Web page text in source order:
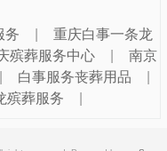
务
重庆白事一条龙
殡葬服务中心
南京
白事服务丧葬用品
殡葬服务